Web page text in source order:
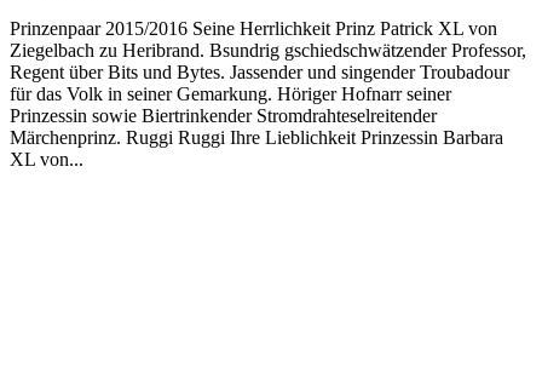
Prinzenpaar 2015/2016 Seine Herrlichkeit Prinz Patrick XL von
Ziegelbach zu Heribrand. Bsundrig gschiedschwätzender Professor,
Regent über Bits und Bytes. Jassender und singender Troubadour
für das Volk in seiner Gemarkung. Höriger Hofnarr seiner
Prinzessin sowie Biertrinkender Stromdrahteselreitender
Märchenprinz. Ruggi Ruggi Ihre Lieblichkeit Prinzessin Barbara
XL von...